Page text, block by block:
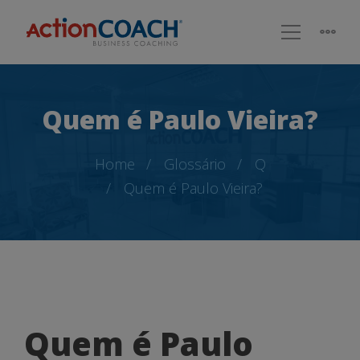
Quem é Paulo Vieira?
Home Glossário
Q
Quem é Paulo Vieira?
Quem
Quem é Paulo